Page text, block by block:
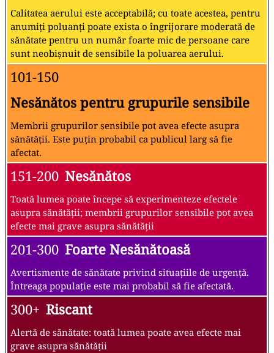
Calitatea aerului este acceptabilă; cu toate acestea, pentru
anumiți poluanți poate exista o îngrijorare moderată de
sănătate pentru un număr foarte mic de persoane care
sunt neobișnuit de sensibile la poluarea aerului.
101-150
Nesănătos pentru grupurile sensibile
Membrii grupurilor sensibile pot avea efecte asupra
sănătății. Este puțin probabil ca publicul larg să fie
afectat.
151-200 Nesănătos
Toată lumea poate începe să experimenteze efectele
asupra sănătății; membrii grupurilor sensibile pot avea
efecte mai grave asupra sănătății
201-300 Foarte Nesănătoasă
Avertismente de sănătate privind situațiile de urgență.
Întreaga populație este mai probabil să fie afectată.
300+ Riscant
Alertă de sănătate: toată lumea poate avea efecte mai
grave asupra sănătății